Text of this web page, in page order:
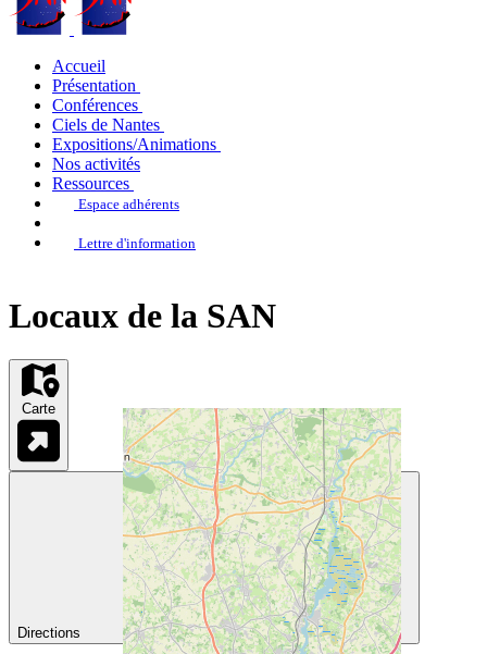
Accueil
Présentation
Conférences
Ciels de Nantes
Expositions/Animations
Nos activités
Ressources
Espace adhérents
Lettre d'information
Locaux de la SAN
Carte
Directions